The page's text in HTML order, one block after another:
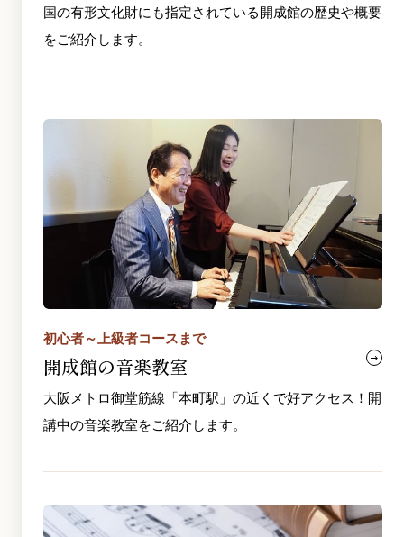
国の有形文化財にも指定されている開成館の歴史や概要
をご紹介します。
初心者～上級者コースまで
開成館の音楽教室
大阪メトロ御堂筋線「本町駅」の近くで好アクセス！開
講中の音楽教室をご紹介します。